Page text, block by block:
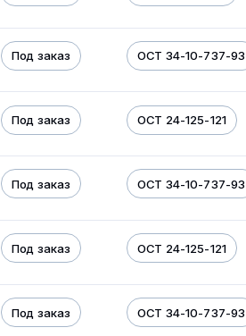
Под заказ ОСТ 34-10-737-93
Под заказ ОСТ 24-125-121
Под заказ ОСТ 34-10-737-93
Под заказ ОСТ 24-125-121
Под заказ ОСТ 34-10-737-93